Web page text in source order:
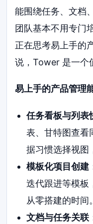
能围绕任务、文档
团队基本不用专门
正在思考易上手的
说，Tower 是一个
易上手的产品管理
任务看板与列表
表、甘特图查看
据习惯选择视图
模板化项目创建
迭代跟进等模板
从零搭建的时间。
文档与任务关联